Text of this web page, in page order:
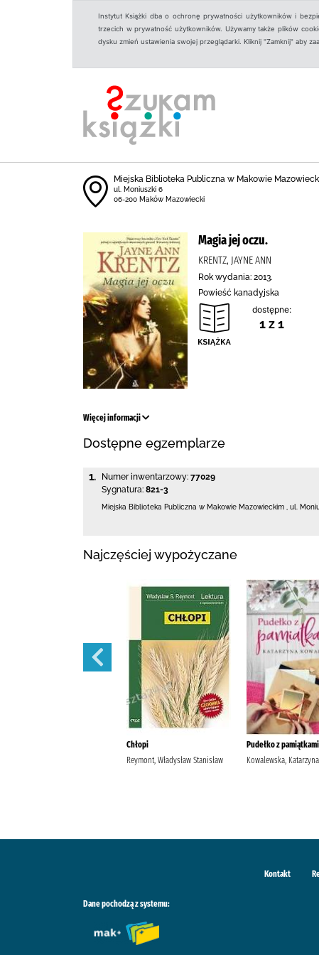
Instytut Książki dba o ochronę prywatności użytkowników i
trzecich w prywatność użytkowników. Używamy także plików
dysku zmień ustawienia swojej przeglądarki. Kliknij "Zamknij" aby
Miejska Biblioteka Publiczna w Makowie
ul. Moniuszki 6
06-200 Maków Mazowiecki
Magia jej oczu.
KRENTZ, JAYNE ANN
Rok wydania: 2013.
Powieść kanadyjska
dostępne:
1 z 1
Więcej informacji
Dostępne egzemplarze
1. Numer inwentarzowy: 77029
Sygnatura: 821-3
Miejska Biblioteka Publiczna w Makowie Mazowieckim ul.
Najczęściej wypożyczane
Chłopi
Reymont, Władysław Stanisław
Pudełko z
Kowalewska, Katarzyna
Kontakt
Dane pochodzą z systemu: